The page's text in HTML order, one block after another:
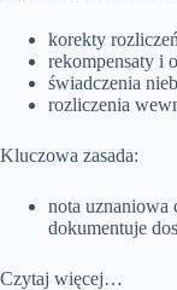
korekty
rekompensaty i
świadczenia
rozliczenia
Kluczowa zasada:
nota uznaniowa
dokumentuje
Czytaj więcej…